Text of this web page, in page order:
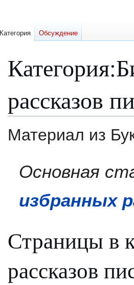
Категория:
рассказов
Материал из
Основная
избранных
Страницы в
рассказов
Категория Обсуждение